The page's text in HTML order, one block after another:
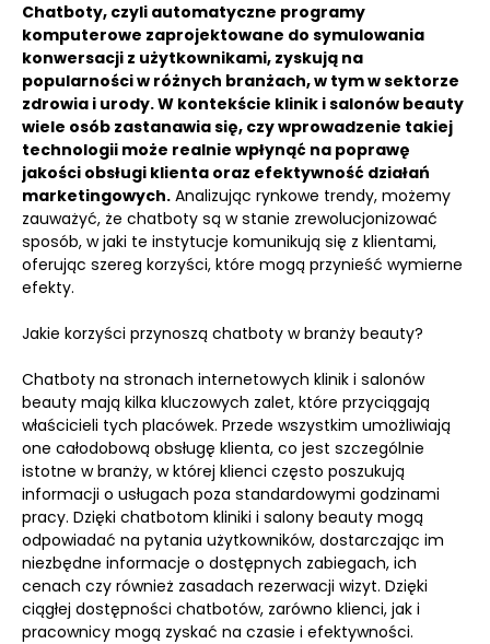
Chatboty, czyli automatyczne programy
komputerowe zaprojektowane do symulowania
konwersacji z użytkownikami, zyskują na
popularności w różnych branżach, w tym w sektorze
zdrowia i urody.W kontekście klinik i salonów beauty
wiele osób zastanawia się, czy wprowadzenie takiej
technologii może realnie wpłynąć na poprawę
jakości obsługi klienta oraz efektywność działań
marketingowych. Analizując rynkowe trendy, możemy
zauważyć, że chatboty są w stanie zrewolucjonizować
sposób, w jaki te instytucje komunikują się z klientami,
oferując szereg korzyści, które mogą przynieść wymierne
efekty.
Jakie korzyści przynoszą chatboty w branży beauty?
Chatboty na stronach internetowych klinik i salonów
beauty mają kilka kluczowych zalet, które przyciągają
właścicieli tych placówek. Przede wszystkim umożliwiają
one całodobową obsługę klienta, co jest szczególnie
istotne w branży, w której klienci często poszukują
informacji o usługach poza standardowymi godzinami
pracy. Dzięki chatbotom kliniki i salony beauty mogą
odpowiadać na pytania użytkowników, dostarczając im
niezbędne informacje o dostępnych zabiegach, ich
cenach czy również zasadach rezerwacji wizyt. Dzięki
ciągłej dostępności chatbotów, zarówno klienci, jak i
pracownicy mogą zyskać na czasie i efektywności.